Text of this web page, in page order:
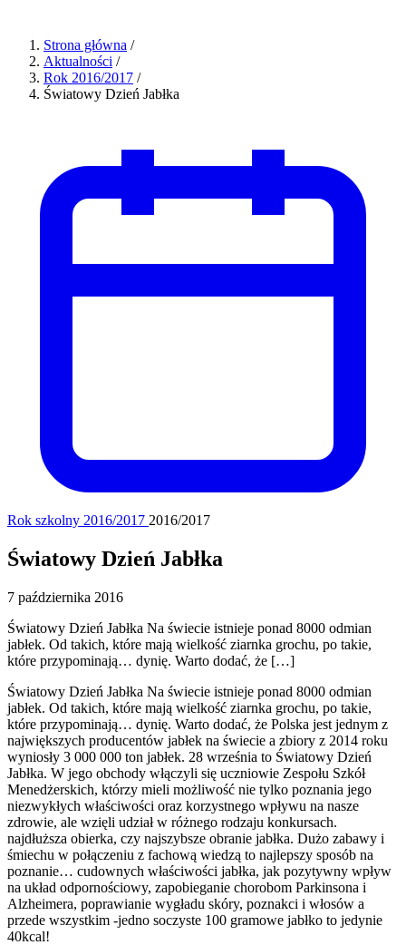
Strona główna /
Aktualności /
Rok 2016/2017 /
Światowy Dzień Jabłka
Rok szkolny 2016/2017 2016/2017
Światowy Dzień Jabłka
7 października 2016
Światowy Dzień Jabłka Na świecie istnieje ponad 8000 odmian
jabłek. Od takich, które mają wielkość ziarnka grochu, po takie,
które przypominają… dynię. Warto dodać, że […]
Światowy Dzień Jabłka Na świecie istnieje ponad 8000 odmian
jabłek. Od takich, które mają wielkość ziarnka grochu, po takie,
które przypominają… dynię. Warto dodać, że Polska jest jednym z
największych producentów jabłek na świecie a zbiory z 2014 roku
wyniosły 3 000 000 ton jabłek. 28 września to Światowy Dzień
Jabłka. W jego obchody włączyli się uczniowie Zespołu Szkół
Menedżerskich, którzy mieli możliwość nie tylko poznania jego
niezwykłych właściwości oraz korzystnego wpływu na nasze
zdrowie, ale wzięli udział w różnego rodzaju konkursach.
najdłuższa obierka, czy najszybsze obranie jabłka. Dużo zabawy i
śmiechu w połączeniu z fachową wiedzą to najlepszy sposób na
poznanie… cudownych właściwości jabłka, jak pozytywny wpływ
na układ odpornościowy, zapobieganie chorobom Parkinsona i
Alzheimera, poprawianie wygładu skóry, poznakci i włosów a
przede wszystkim -jedno soczyste 100 gramowe jabłko to jedynie
40kcal!